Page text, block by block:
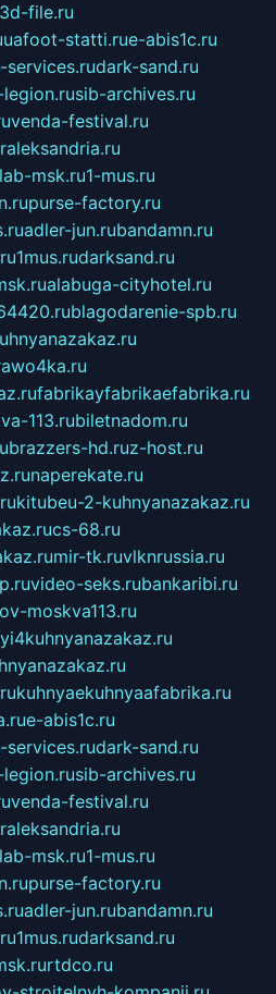
3d-file.ru
uafoot-statti.rue-abis1c.ru
services.rudark-sand.ru
sib-archives.ru
venda-festival.ru
msk.ru1-mus.ru
purse-factory.ru
adler-jun.rubandamn.ru
1mus.rudarksand.ru
alabuga-cityhotel.ru
blagodarenie-spb.ru
fabrikayfabrikaefabrika.ru
113.rubiletnadom.ru
brazzers-hd.ruz-host.ru
naperekate.ru
kitubeu-2-kuhnyanazakaz.ru
cs-68.ru
mir-tk.ruvlknrussia.ru
video-seks.rubankaribi.ru
moskva113.ru
kuhnyaekuhnyaafabrika.ru
e-abis1c.ru
services.rudark-sand.ru
sib-archives.ru
venda-festival.ru
msk.ru1-mus.ru
purse-factory.ru
adler-jun.rubandamn.ru
1mus.rudarksand.ru
rtdco.ru